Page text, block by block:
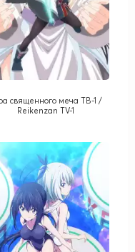
священного меча ТВ-1 /
Reikenzan TV-1